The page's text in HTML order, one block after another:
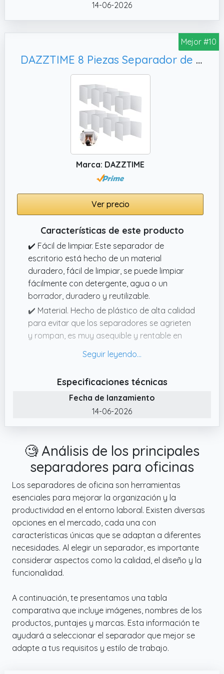
14-06-2026
Mejor #10
DAZZTIME 8 Piezas Separador de Escritorio,para Oficinas Aulas Panel de Privacidad de Escritorio
Marca: DAZZTIME
Ver precio
Características de este producto
✔️ Fácil de limpiar. Este separador de
escritorio está hecho de un material
duradero, fácil de limpiar, se puede limpiar
fácilmente con detergente, agua o un
borrador, duradero y reutilizable.
✔️ Material. Hecho de plástico de alta calidad
para evitar que los separadores se agrieten
y rompan, es muy asequible y rentable en
separador de escritorio ayuda a crear un
espacio privado donde puedes concentrarte
en estudiar y trabajar.
✔️ Diseño plegable. Con el diseño
partición es fácil de instalar y se puede
colocar fácilmente en la superficie para
reducir las distracciones.
✔️ Uso amplio. Adecuado para el hogar y la
oficina.
Especificaciones técnicas
Fecha de lanzamiento
14-06-2026
🧐 Análisis de los principales
separadores para oficinas
Los separadores de oficina son herramientas
esenciales para mejorar la organización y la
productividad en el entorno laboral. Existen diversas
opciones en el mercado, cada una con
características únicas que se adaptan a diferentes
necesidades. Al elegir un separador, es importante
considerar aspectos como la calidad, el diseño y la
funcionalidad.
A continuación, te presentamos una tabla
comparativa que incluye imágenes, nombres de los
productos, puntajes y marcas. Esta información te
ayudará a seleccionar el separador que mejor se
adapte a tus requisitos y estilo de trabajo.